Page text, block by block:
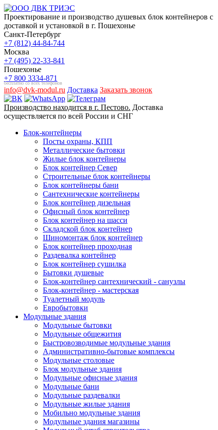
Проектирование и производство душевых блок контейнеров с
доставкой и установкой в г. Пошехонье
Санкт-Петербург
+7 (812) 44-84-744
Москва
+7 (495) 22-33-841
Пошехонье
+7 800 3334-871
бесплатно со всех телефонов
info@dvk-modul.ru Доставка Заказать звонок
Производство находится в г. Пестово. Доставка
осуществляется по всей России и СНГ
Блок-контейнеры
Посты охраны, КПП
Металлические бытовки
Жилые блок контейнеры
Блок контейнер Север
Строительные блок контейнеры
Блок контейнеры бани
Сантехнические контейнеры
Блок контейнер дизельная
Офисный блок контейнер
Блок контейнер на шасси
Складской блок контейнер
Шиномонтаж блок контейнер
Блок контейнер проходная
Раздевалка контейнер
Блок контейнер сушилка
Бытовки душевые
Блок-контейнер сантехнический - санузлы
Блок-контейнер - мастерская
Туалетный модуль
Евробытовки
Модульные здания
Модульные бытовки
Модульные общежития
Быстровозводимые модульные здания
Административно-бытовые комплексы
Модульные столовые
Блок модульные здания
Модульные офисные здания
Модульные бани
Модульные раздевалки
Модульные жилые здания
Мобильно модульные здания
Модульные здания магазины